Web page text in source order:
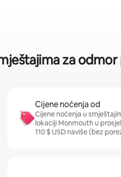
za
Cijene noćenja od
Cijene noćenja u
lokaciji Monmouth u
110 $ USD naviše (bez